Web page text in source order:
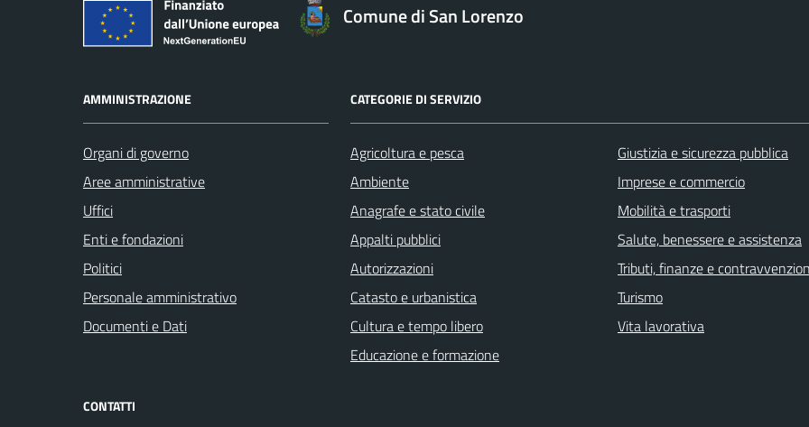
Comune di San Lorenzo
AMMINISTRAZIONE
Organi di governo
Aree amministrative
Uffici
Enti e fondazioni
Politici
Personale amministrativo
Documenti e Dati
CATEGORIE DI SERVIZIO
Agricoltura e pesca
Ambiente
Anagrafe e stato civile
Appalti pubblici
Autorizzazioni
Catasto e urbanistica
Cultura e tempo libero
Educazione e formazione
Giustizia e sicurezza pubblica
Imprese e commercio
Mobilità e trasporti
Salute, benessere e assistenza
Tributi, finanze e
Turismo
Vita lavorativa
CONTATTI